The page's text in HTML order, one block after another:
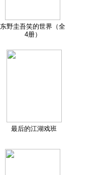
东野圭吾笑的世界（全
4册）
最后的江湖戏班